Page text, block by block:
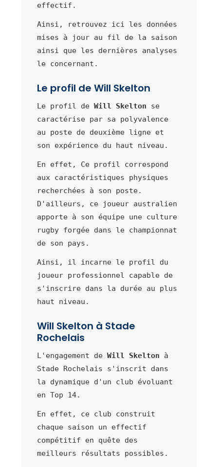
effectif.
Ainsi, retrouvez ici les données
mises à jour au fil de la saison
ainsi que les dernières analyses
le concernant.
Le profil de Will Skelton
Le profil de Will Skelton se
caractérise par sa polyvalence
au poste de deuxième ligne et
son expérience du haut niveau.
En effet, Ce profil correspond
aux caractéristiques physiques
recherchées à son poste.
D'ailleurs, ce joueur australien
apporte à son équipe une culture
rugby forgée dans le championnat
de son pays.
Ainsi, il incarne le profil du
joueur professionnel capable de
s'inscrire dans la durée au plus
haut niveau.
Will Skelton à Stade
Rochelais
L'engagement de Will Skelton à
Stade Rochelais s'inscrit dans
la dynamique d'un club évoluant
en Top 14.
En effet, ce club construit
chaque saison un effectif
compétitif en quête des
meilleurs résultats possibles.